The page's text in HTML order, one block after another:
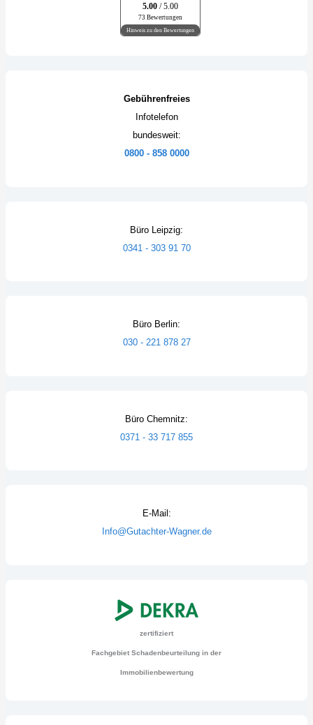
5.00 / 5.00
73 Bewertungen
Hinweis zu den Bewertungen
Gebührenfreies
Infotelefon
bundesweit:
0800 - 858 0000
Büro Leipzig:
0341 - 303 91 70
Büro Berlin:
030 - 221 878 27
Büro Chemnitz:
0371 - 33 717 855
E-Mail:
Info@Gutachter-Wagner.de
zertifiziert
Fachgebiet Schadenbeurteilung in der
Immobilienbewertung